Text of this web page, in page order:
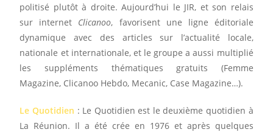
politisé plutôt à droite. Aujourd’hui le JIR, et son relais
sur internet Clicanoo, favorisent une ligne éditoriale
dynamique avec des articles sur l’actualité locale,
nationale et internationale, et le groupe a aussi multiplié
les suppléments thématiques gratuits (Femme
Magazine, Clicanoo Hebdo, Mecanic, Case Magazine…).
Le Quotidien : Le Quotidien est le deuxième quotidien à
La Réunion. Il a été crée en 1976 et après quelques